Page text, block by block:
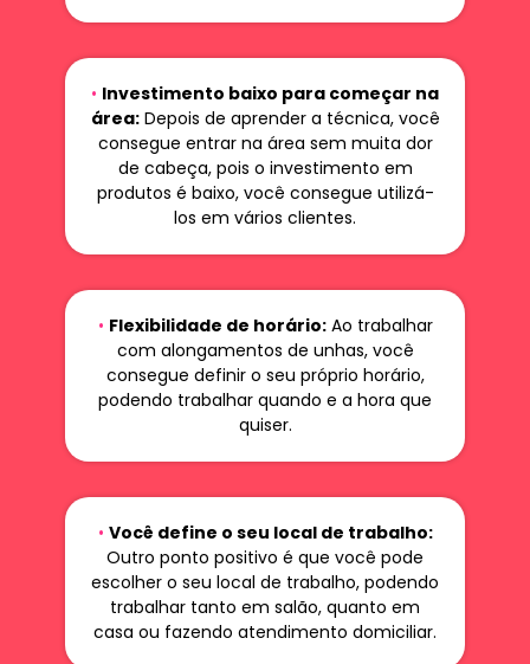
• Investimento baixo para começar na
área:Depois de aprender a técnica, você
consegue entrar na área sem muita dor
de cabeça, pois o investimento em
produtos é baixo, você consegue utilizá-
los em vários clientes.
• Flexibilidade de horário:Ao trabalhar
com alongamentos de unhas, você
consegue definir o seu próprio horário,
podendo trabalhar quando e a hora que
quiser.
• Você define o seu local de trabalho:
Outro ponto positivo é que você pode
escolher o seu local de trabalho, podendo
trabalhar tanto em salão, quanto em
casa ou fazendo atendimento domiciliar.